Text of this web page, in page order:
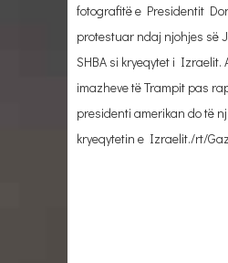
fotografitë e Presidentit
protestuar ndaj njohjes së
SHBA si kryeqytet i Izraelit.
imazheve të Trampit pas
presidenti amerikan do të
kryeqytetin e Izraelit./rt/